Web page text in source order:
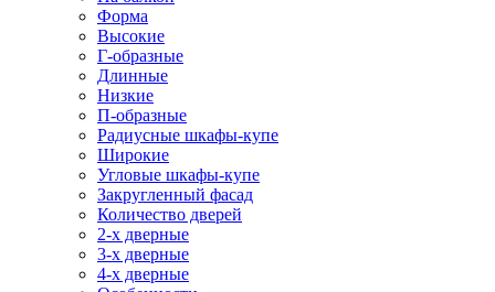
Форма
Высокие
Г-образные
Длинные
Низкие
П-образные
Радиусные шкафы-купе
Широкие
Угловые шкафы-купе
Закругленный фасад
Количество дверей
2-х дверные
3-х дверные
4-х дверные